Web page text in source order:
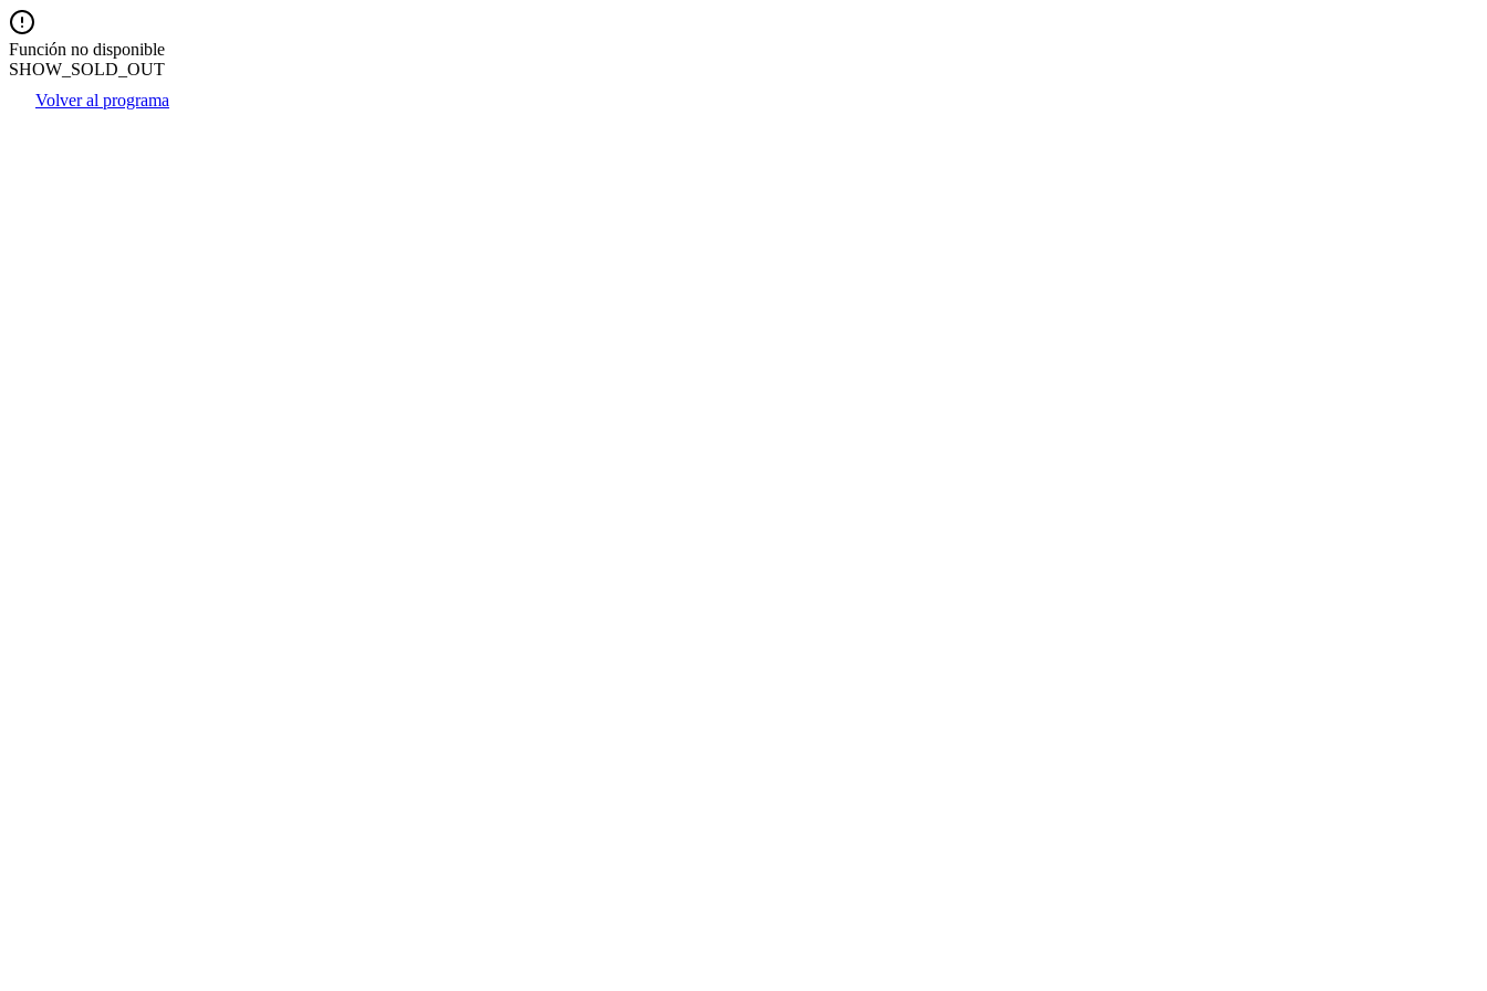
Función no disponible
SHOW_SOLD_OUT
Volver al programa